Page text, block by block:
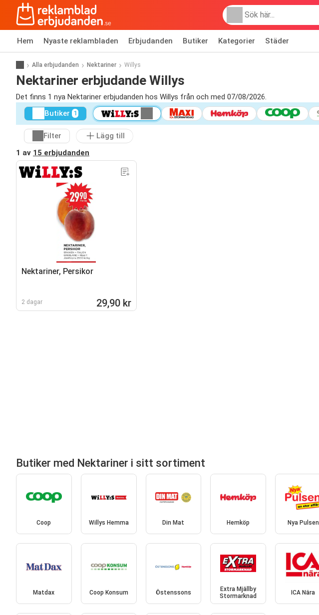
Hem Nyaste reklambladen Erbjudanden Butiker Kategorier Städer
Alla erbjudanden Nektariner Willys
Nektariner erbjudande Willys
Det finns 1 nya Nektariner erbjudanden hos Willys från och med 07/08/2026.
Butiker 1
Filter
Lägg till
1 av 15 erbjudanden
Nektariner, Persikor
2 dagar 29,90 kr
Butiker med Nektariner i sitt sortiment
Coop Willys Hemma Din Mat Hemköp Nya Pulsen
Matdax Coop Konsum Östenssons
Extra Mjällby
Stormarknad
ICA Nära